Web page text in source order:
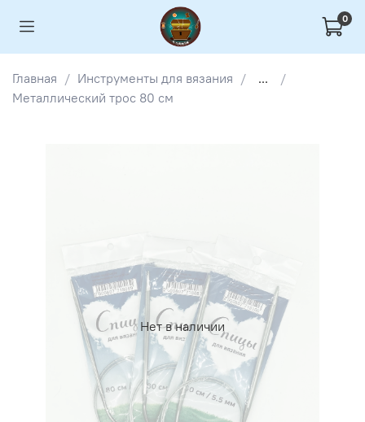
0
Главная Инструменты для вязания
...
Металлический трос 80 см
Нет в наличии